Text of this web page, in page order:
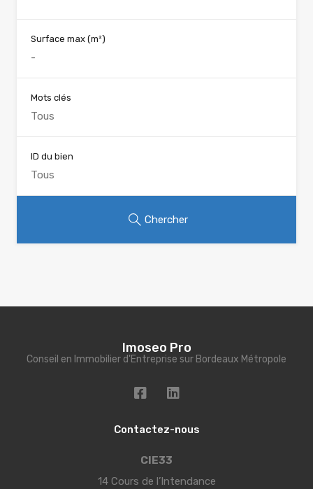
Surface max (m²)
Mots clés
ID du bien
Chercher
Imoseo Pro
Conseil en Immobilier d'Entreprise sur Bordeaux Métropole
Contactez-nous
CIE33
14 Cours de l’Intendance